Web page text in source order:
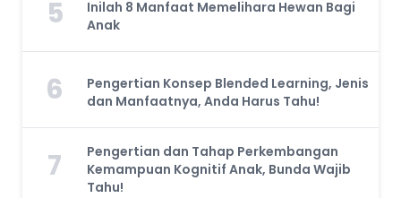
5
Inilah 8 Manfaat Memelihara Hewan Bagi
Anak
6
Pengertian Konsep Blended Learning, Jenis
dan Manfaatnya, Anda Harus Tahu!
7
Pengertian dan Tahap Perkembangan
Kemampuan Kognitif Anak, Bunda Wajib
Tahu!